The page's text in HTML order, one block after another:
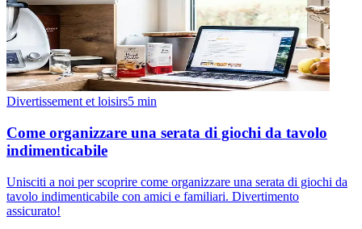
Divertissement et loisirs5 min
Come organizzare una serata di giochi da tavolo
indimenticabile
Unisciti a noi per scoprire come organizzare una serata di giochi da
tavolo indimenticabile con amici e familiari. Divertimento
assicurato!